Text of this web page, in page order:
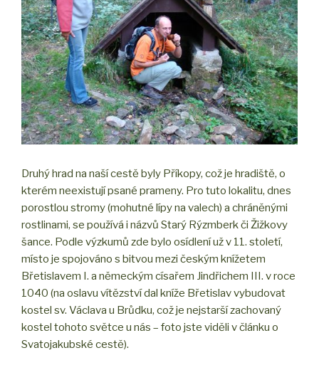
Druhý hrad na naší cestě byly Příkopy, což je hradiště, o
kterém neexistují psané prameny. Pro tuto lokalitu, dnes
porostlou stromy (mohutné lípy na valech) a chráněnými
rostlinami, se používá i názvů Starý Rýzmberk či Žižkovy
šance. Podle výzkumů zde bylo osídlení už v 11. století,
místo je spojováno s bitvou mezi českým knížetem
Břetislavem I. a německým císařem Jindřichem III. v roce
1040 (na oslavu vítězství dal kníže Břetislav vybudovat
kostel sv. Václava u Brůdku, což je nejstarší zachovaný
kostel tohoto světce u nás – foto jste viděli v článku o
Svatojakubské cestě).